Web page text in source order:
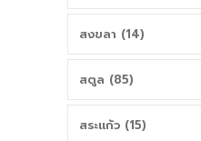
สงขลา (14)
สตูล (85)
สระแก้ว (15)